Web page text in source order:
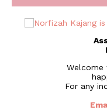
Welcome
For any